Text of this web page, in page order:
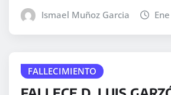
Ismael Muñoz Garcia
FALLECIMIENTO